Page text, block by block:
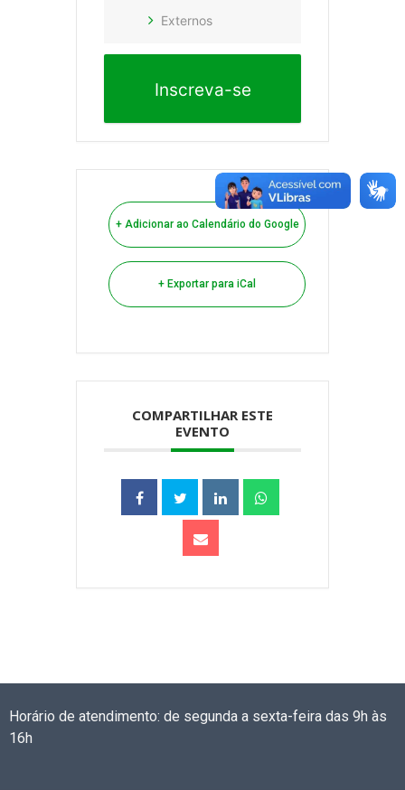
Externos
Inscreva-se
+ Adicionar ao Calendário do Google
+ Exportar para iCal
COMPARTILHAR ESTE
EVENTO
Horário de atendimento: de segunda a sexta-feira das 9h às
16h